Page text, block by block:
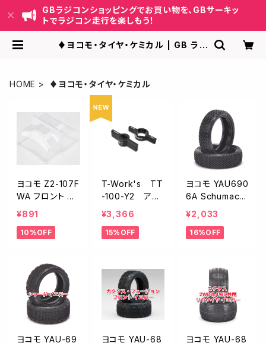
GBラジコンショッピングでお買い物を、GBサーキッ
トでラジコン走行を楽しもう！
♦︎ヨコモ・タイヤ・ケミカル | GB ラジ
HOME
♦︎ヨコモ・タイヤ・ケミカル
ヨコモ Z2-107F
WA フロント ウ
イング ワイド&
/ SO1.0/ SO2.0
¥891
10%OFF
T-Work's TT
-100-Y2 アル
ミ製13mmショッ
クツール【ヨコモ
MO/MB用】
¥3,366
15%OFF
ヨコモ YAU690
6A Schumach
er Splinter 2W
Dフロントスリム
タイプ・ウルトラ
¥2,033
16%OFF
ヨコモ YAU-69
ヨコモ YAU-68
ヨコモ YAU-68